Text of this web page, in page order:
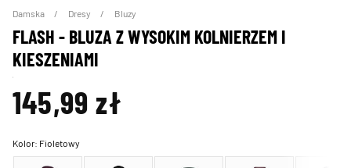
Damska Dresy Bluzy
FLASH - BLUZA Z WYSOKIM KOLNIERZEM I
KIESZENIAMI
145,99 zł
Kolor: Fioletowy